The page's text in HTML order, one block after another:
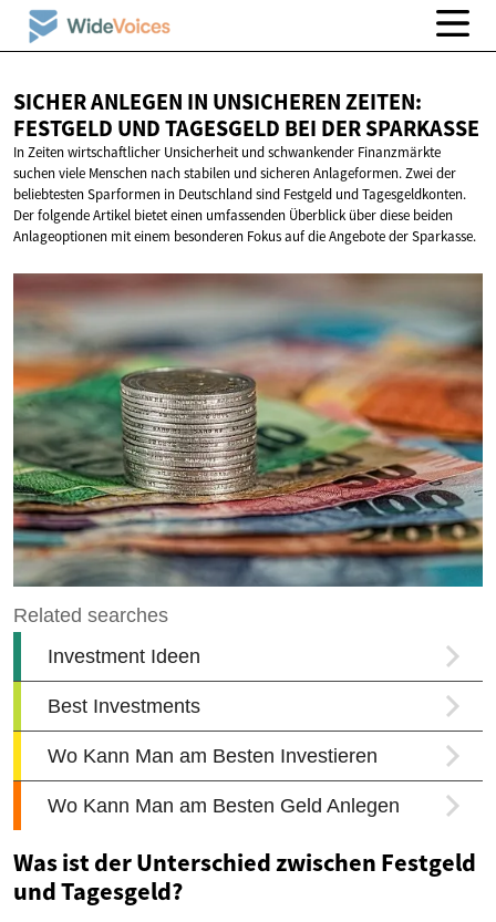
SICHER ANLEGEN IN UNSICHEREN ZEITEN:
FESTGELD UND TAGESGELD BEI DER SPARKASSE
In Zeiten wirtschaftlicher Unsicherheit und schwankender Finanzmärkte
suchen viele Menschen nach stabilen und sicheren Anlageformen. Zwei der
beliebtesten Sparformen in Deutschland sind Festgeld und Tagesgeldkonten.
Der folgende Artikel bietet einen umfassenden Überblick über diese beiden
Anlageoptionen mit einem besonderen Fokus auf die Angebote der Sparkasse.
Was ist der Unterschied zwischen Festgeld
und Tagesgeld?